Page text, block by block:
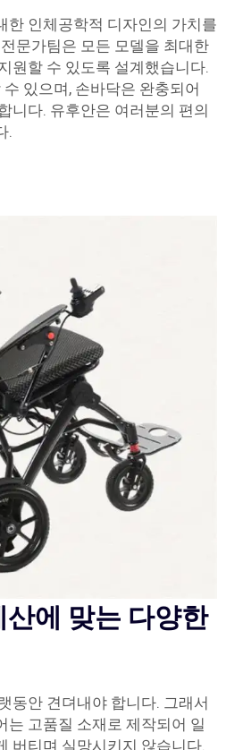
한 인체공학적 디자인의 가치를
문가팀은 모든 모델을 최대한
원할 수 있도록 설계했습니다.
있으며, 손바닥은 완충되어
니다. 유후안은 여러분의 편의
.
에 맞는 다양한
동안 견뎌내야 합니다. 그래서
는 고품질 소재로 제작되어 일
버티며 실망시키지 않습니다.